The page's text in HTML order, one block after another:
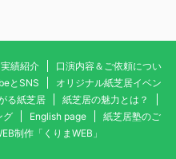
績紹介
口演内容＆ご依頼につい
とSNS
オリジナル紙芝居イベン
る紙芝居
紙芝居の魅力とは？
グ English page
紙芝居塾のご
制作「くりまWEB」